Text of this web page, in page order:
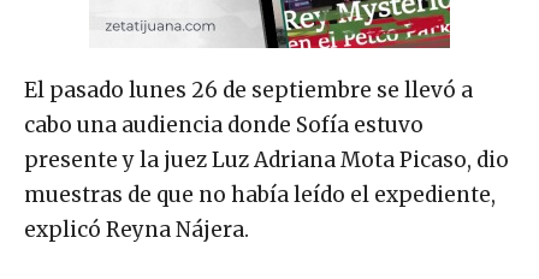
El pasado lunes 26 de septiembre se llevó a
cabo una audiencia donde Sofía estuvo
presente y la juez Luz Adriana Mota Picaso, dio
muestras de que no había leído el expediente,
explicó Reyna Nájera.